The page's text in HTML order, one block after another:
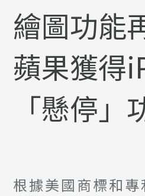
繪圖功能
蘋果獲得
「懸停」
根據美國商標和專